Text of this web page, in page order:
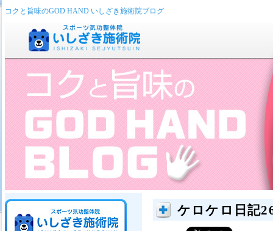
コクと旨味のGOD HAND いしざき施術院ブログ
ケロケロ日記